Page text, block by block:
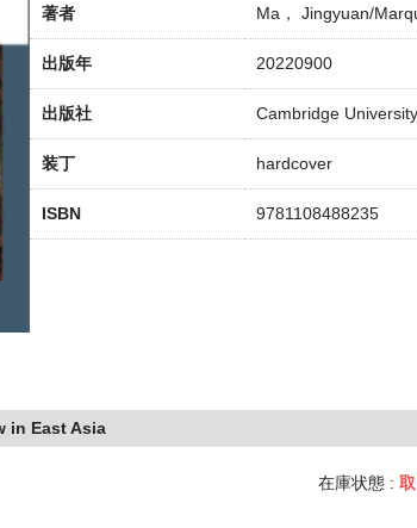
著者 Ma， Jingyuan/
出版年 20220900
出版社 Cambridge
装丁 hardcover
ISBN 9781108488235
in East Asia
在庫状態 :